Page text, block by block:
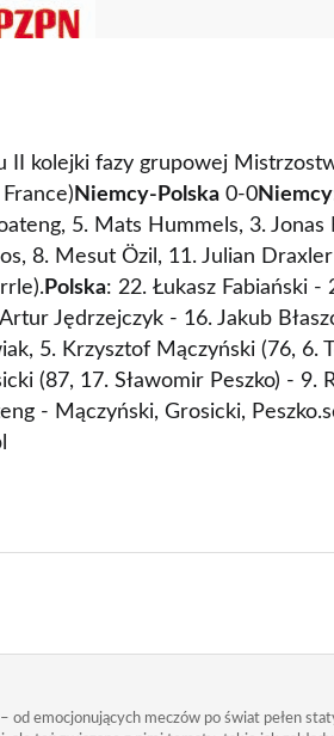
II kolejki fazy grupowej
Niemcy-Polska 0-0Niemcy
5. Mats Hummels, 3.
8. Mesut Özil, 11. Julian
Polska: 22. Łukasz Fabiański -
Jędrzejczyk - 16. Jakub
5. Krzysztof Mączyński (76, 6.
(87, 17. Sławomir Peszko) - 9.
- Mączyński, Grosicki,
od emocjonujących meczów po świat pełen